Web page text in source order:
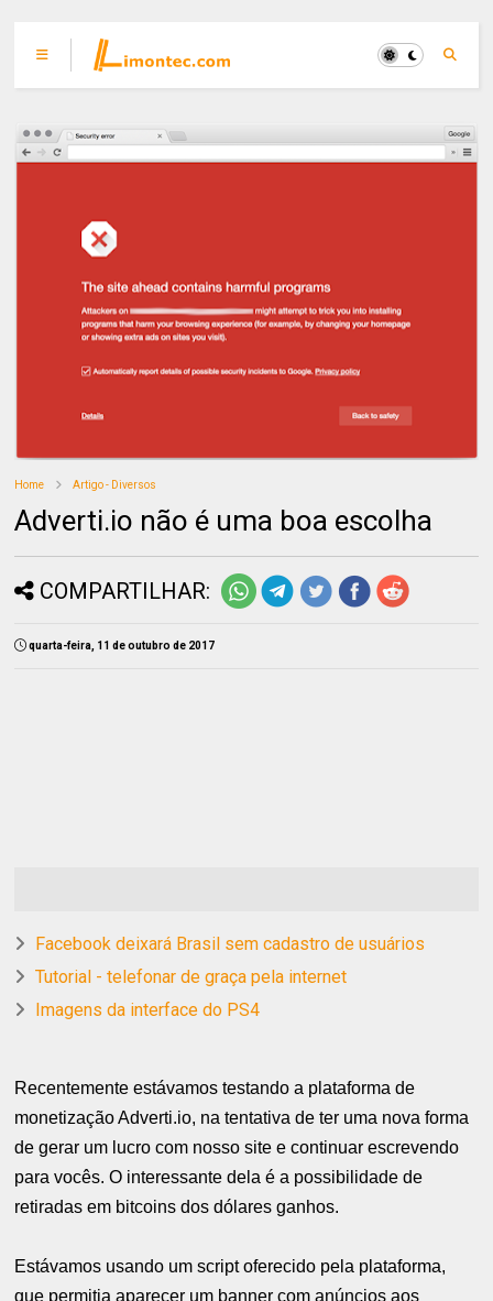
Home Artigo - Diversos
Adverti.io não é uma boa escolha
COMPARTILHAR:
quarta-feira, 11 de outubro de 2017
Facebook deixará Brasil sem cadastro de usuários
Tutorial - telefonar de graça pela internet
Imagens da interface do PS4
Recentemente estávamos testando a plataforma de
monetização Adverti.io, na tentativa de ter uma nova forma
de gerar um lucro com nosso site e continuar escrevendo
para vocês. O interessante dela é a possibilidade de
retiradas em bitcoins dos dólares ganhos.
Estávamos usando um script oferecido pela plataforma,
que permitia aparecer um banner com anúncios aos